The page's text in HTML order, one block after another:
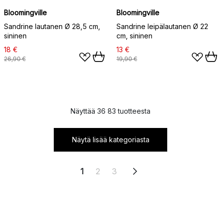
Bloomingville
Sandrine lautanen Ø 28,5 cm,
sininen
18 €
26,90 €
Bloomingville
Sandrine leipälautanen Ø 22
cm, sininen
13 €
19,90 €
Näyttää 36 83 tuotteesta
Näytä lisää kategoriasta
1 2 3